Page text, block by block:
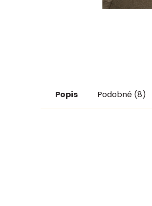
Popis Podobné (8)